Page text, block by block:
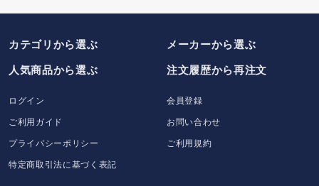
カテゴリから選ぶ メーカーから選ぶ
人気商品から選ぶ
注文履歴から再注文
ログイン
会員登録
ご利用ガイド
お問い合わせ
プライバシーポリシー
ご利用規約
特定商取引法に基づく表記